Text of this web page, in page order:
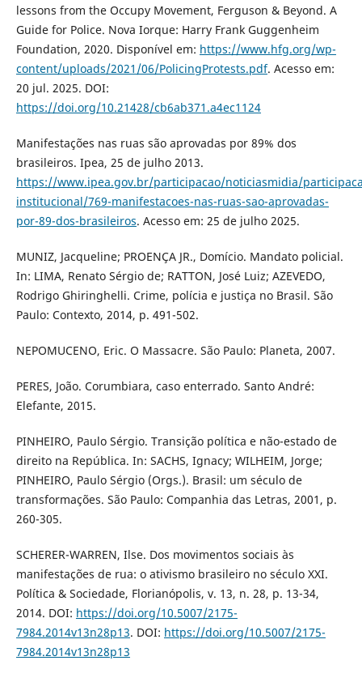
lessons from the Occupy Movement, Ferguson & Beyond. A
Guide for Police. Nova Iorque: Harry Frank Guggenheim
Foundation, 2020. Disponível em: https://www.hfg.org/wp-
content/uploads/2021/06/PolicingProtests.pdf. Acesso em:
20 jul. 2025. DOI:
https://doi.org/10.21428/cb6ab371.a4ec1124
Manifestações nas ruas são aprovadas por 89% dos
brasileiros. Ipea, 25 de julho 2013.
https://www.ipea.gov.br/participacao/noticiasmidia/
institucional/769-manifestacoes-nas-ruas-sao-aprovadas-
por-89-dos-brasileiros. Acesso em: 25 de julho 2025.
MUNIZ, Jacqueline; PROENÇA JR., Domício. Mandato policial.
In: LIMA, Renato Sérgio de; RATTON, José Luiz; AZEVEDO,
Rodrigo Ghiringhelli. Crime, polícia e justiça no Brasil. São
Paulo: Contexto, 2014, p. 491-502.
NEPOMUCENO, Eric. O Massacre. São Paulo: Planeta, 2007.
PERES, João. Corumbiara, caso enterrado. Santo André:
Elefante, 2015.
PINHEIRO, Paulo Sérgio. Transição política e não-estado de
direito na República. In: SACHS, Ignacy; WILHEIM, Jorge;
PINHEIRO, Paulo Sérgio (Orgs.). Brasil: um século de
transformações. São Paulo: Companhia das Letras, 2001, p.
260-305.
SCHERER-WARREN, Ilse. Dos movimentos sociais às
manifestações de rua: o ativismo brasileiro no século XXI.
Política & Sociedade, Florianópolis, v. 13, n. 28, p. 13-34,
2014. DOI: https://doi.org/10.5007/2175-
7984.2014v13n28p13. DOI: https://doi.org/10.5007/2175-
7984.2014v13n28p13